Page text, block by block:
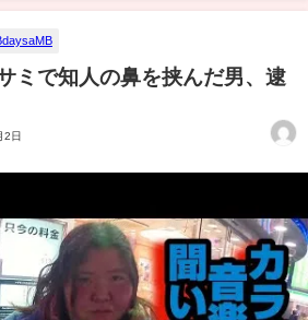
ミで知人の鼻を挟んだ男、逮
2日